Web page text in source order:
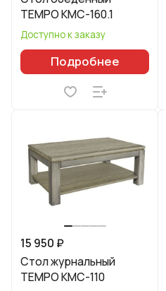
TEMPO КМС-160.1
Доступно к заказу
Подробнее
15 950 ₽
Стол журнальный
TEMPO КМС-110